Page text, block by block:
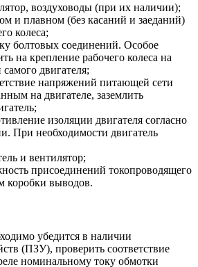
воздуховоды (при их наличии);
и плавном (без касаний и заеданий)
колеса;
болтовых соединений. Особое
на крепление рабочего колеса на
двигателя;
напряжений питающей сети
на двигателе, заземлить
изоляции двигателя согласно
При необходимости двигатель
и вентилятор;
присоединений токопроводящего
коробки выводов.
убедится в наличии
(ПЗУ), проверить соответствие
номинальному току обмотки